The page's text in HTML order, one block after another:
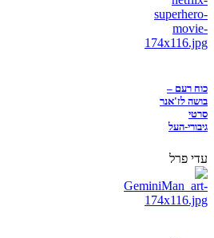
כוח רעם –
בושה לז'אנר
סרטי
גיבורי-העל
עדי פרל